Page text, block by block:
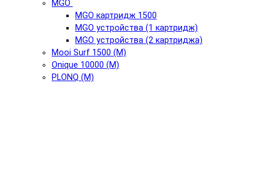
MGO
MGO картридж 1500
MGO устройства (1 картридж)
MGO устройства (2 картриджа)
Mooi Surf 1500 (М)
Onique 10000 (М)
PLONQ (М)